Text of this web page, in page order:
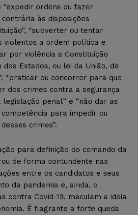
ordens ou fazer
às disposições
“subverter ou tentar
violentos a ordem política e
por violência a Constituição
dos Estados, ou lei da União, de
“praticar ou concorrer para que
dos crimes contra a segurança
penal” e “não dar as
para impedir ou
crimes”.
para definição do comando da
de forma contundente nas
entre os candidatos e seus
da pandemia e, ainda, o
contra Covid-19, maculam a ideia
É flagrante a forte queda